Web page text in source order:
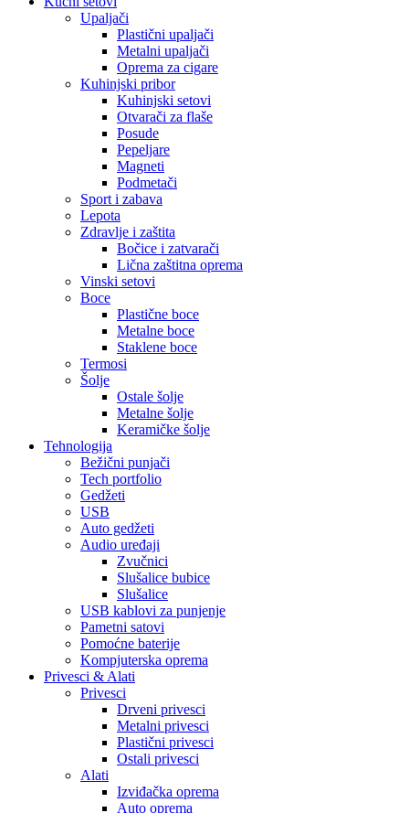
Upaljači
Plastični upaljači
Metalni upaljači
Oprema za cigare
Kuhinjski pribor
Kuhinjski setovi
Otvarači za flaše
Posude
Pepeljare
Magneti
Podmetači
Sport i zabava
Lepota
Zdravlje i zaštita
Bočice i zatvarači
Lična zaštitna oprema
Vinski setovi
Boce
Plastične boce
Metalne boce
Staklene boce
Termosi
Šolje
Ostale šolje
Metalne šolje
Keramičke šolje
Tehnologija
Bežični punjači
Tech portfolio
Gedžeti
USB
Auto gedžeti
Audio uređaji
Zvučnici
Slušalice bubice
Slušalice
USB kablovi za punjenje
Pametni satovi
Pomoćne baterije
Kompjuterska oprema
Privesci & Alati
Privesci
Drveni privesci
Metalni privesci
Plastični privesci
Ostali privesci
Alati
Izviđačka oprema
Auto oprema